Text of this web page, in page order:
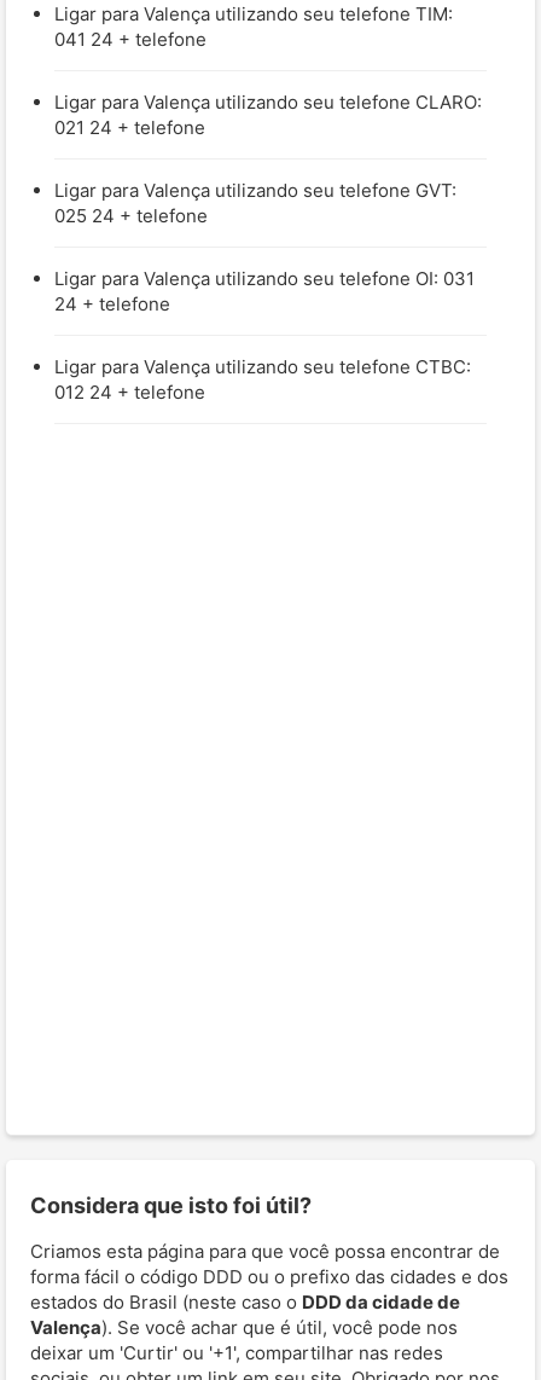
Ligar para Valença utilizando seu telefone TIM:
041 24 + telefone
Ligar para Valença utilizando seu telefone CLARO:
021 24 + telefone
Ligar para Valença utilizando seu telefone GVT:
025 24 + telefone
Ligar para Valença utilizando seu telefone OI: 031
24 + telefone
Ligar para Valença utilizando seu telefone CTBC:
012 24 + telefone
Considera que isto foi útil?
Criamos esta página para que você possa encontrar de
forma fácil o código DDD ou o prefixo das cidades e dos
estados do Brasil (neste caso o DDD da cidade de
Valença). Se você achar que é útil, você pode nos
deixar um 'Curtir' ou '+1', compartilhar nas redes